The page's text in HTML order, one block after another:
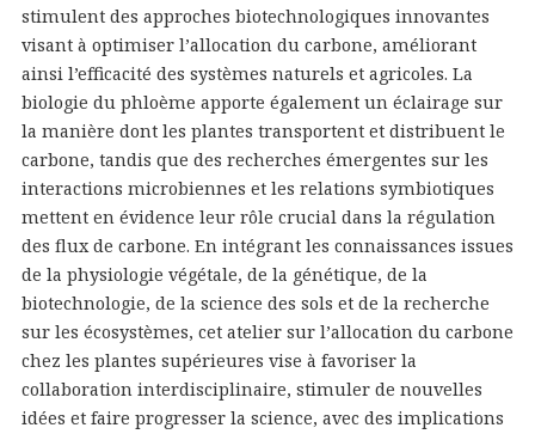
stimulent des approches biotechnologiques innovantes
visant à optimiser l’allocation du carbone, améliorant
ainsi l’efficacité des systèmes naturels et agricoles. La
biologie du phloème apporte également un éclairage sur
la manière dont les plantes transportent et distribuent le
carbone, tandis que des recherches émergentes sur les
interactions microbiennes et les relations symbiotiques
mettent en évidence leur rôle crucial dans la régulation
des flux de carbone. En intégrant les connaissances issues
de la physiologie végétale, de la génétique, de la
biotechnologie, de la science des sols et de la recherche
sur les écosystèmes, cet atelier sur l’allocation du carbone
chez les plantes supérieures vise à favoriser la
collaboration interdisciplinaire, stimuler de nouvelles
idées et faire progresser la science, avec des implications